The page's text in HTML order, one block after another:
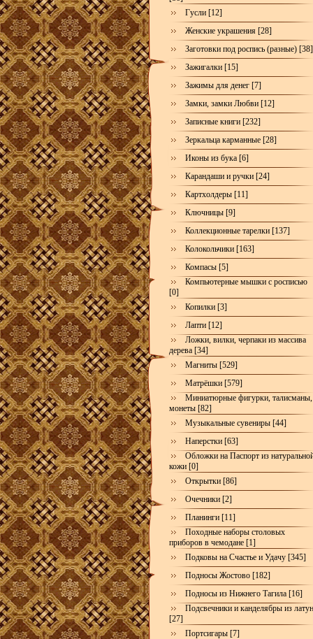
Гусли [12]
Женские украшения [28]
Заготовки под роспись (разные) [38]
Зажигалки [15]
Зажимы для денег [7]
Замки, замки Любви [12]
Записные книги [232]
Зеркальца карманные [28]
Иконы из бука [6]
Карандаши и ручки [24]
Картхолдеры [11]
Ключницы [9]
Коллекционные тарелки [137]
Колокольчики [163]
Компасы [5]
Компьютерные мышки с росписью
[0]
Копилки [3]
Лапти [12]
Ложки, вилки, черпаки из массива
дерева [34]
Магниты [529]
Матрёшки [579]
Миниатюрные фигурки, талисманы,
монеты [82]
Музыкальные сувениры [44]
Наперстки [63]
Обложки на Паспорт из
кожи [0]
Открытки [86]
Очечники [2]
Планинги [11]
Походные наборы столовых
приборов в чемодане [1]
Подковы на Счастье и Удачу [345]
Подносы Жостово [182]
Подносы из Нижнего Тагила [16]
Подсвечники и канделябры из
[27]
Портсигары [7]